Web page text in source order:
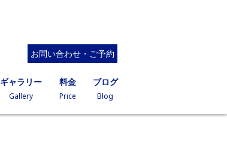
お問い合わせ・ご予約
ギャラリー
Gallery
料金
Price
ブログ
Blog